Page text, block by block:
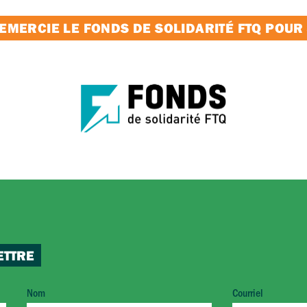
LE FONDS DE SOLIDARITÉ FTQ
Nom Courriel